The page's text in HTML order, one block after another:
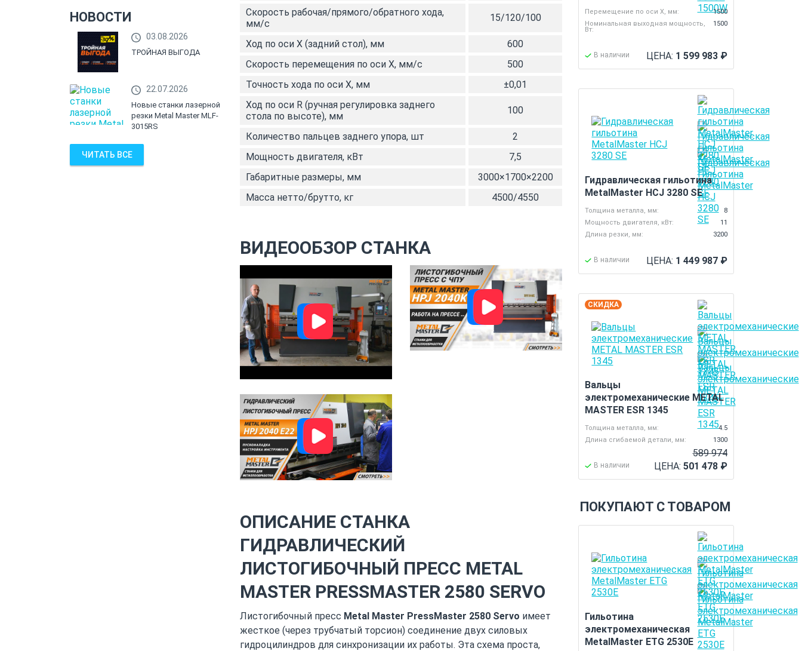
НОВОСТИ
03.08.2026
ТРОЙНАЯ ВЫГОДА
22.07.2026
Новые станки лазерной
резки Metal Master MLF-
3015RS
ЧИТАТЬ ВСЕ
Перемещение по оси X, мм:
1500
Номинальная выходная мощность,
Вт:
1500
В наличии ЦЕНА: 1 599 983 ₽
Гидравлическая гильотина
MetalMaster HCJ 3280 SE
Толщина металла, мм:
8
Мощность двигателя, кВт:
11
Длина резки, мм:
3200
В наличии ЦЕНА: 1 449 987 ₽
СКИДКА
Вальцы
электромеханические METAL
MASTER ESR 1345
Толщина металла, мм:
4.5
Длина сгибаемой детали, мм:
1300
В наличии ЦЕНА: 501 478 ₽
589 974
ПОКУПАЮТ С ТОВАРОМ
Гильотина
электромеханическая
MetalMaster ETG 2530E
Скорость рабочая/прямого/обратного хода,
мм/с
15/120/100
Ход по оси X (задний стол), мм
600
Скорость перемещения по оси X, мм/с
500
Точность хода по оси Х, мм
±0,01
Ход по оси R (ручная регулировка заднего
стола по высоте), мм
100
Количество пальцев заднего упора, шт
2
Мощность двигателя, кВт
7,5
Габаритные размеры, мм
3000×1700×2200
Масса нетто/брутто, кг
4500/4550
ВИДЕООБЗОР СТАНКА
ОПИСАНИЕ СТАНКА
ГИДРАВЛИЧЕСКИЙ
ЛИСТОГИБОЧНЫЙ ПРЕСС METAL
MASTER PRESSMASTER 2580 SERVO
Листогибочный пресс Metal Master PressMaster 2580 Servo имеет
жесткое (через трубчатый торсион) соединение двух силовых
гидроцилиндров для синхронизации их работы. Эта схема проста,